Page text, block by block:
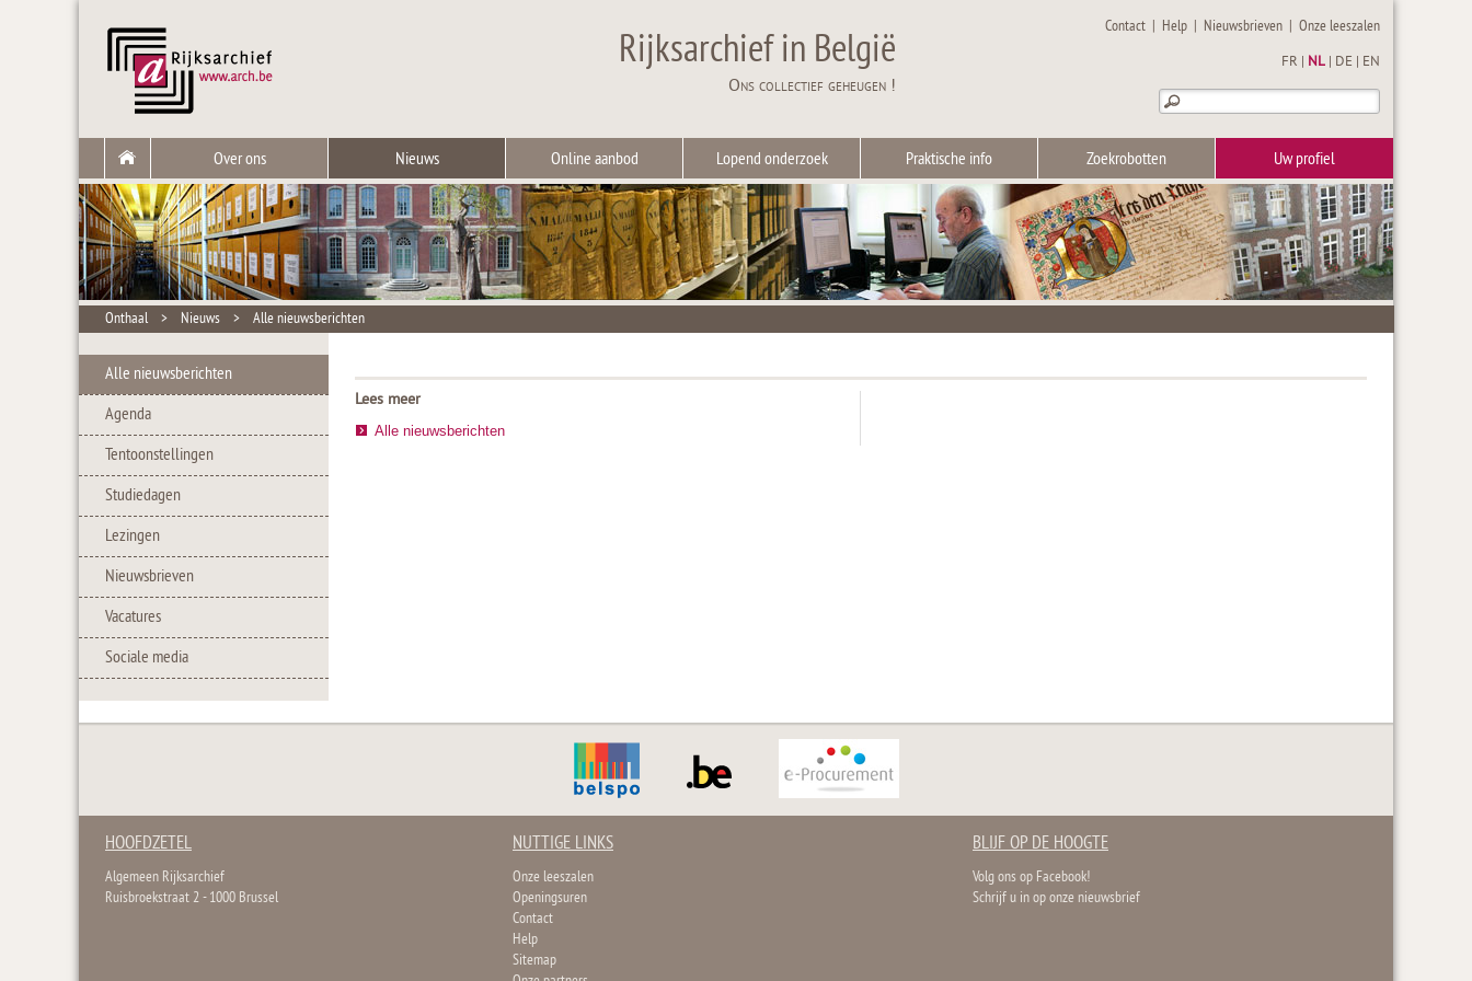
Rijksarchief in België
Ons collectief geheugen !
Contact | Help | Nieuwsbrieven |Onze leeszalen
FR NL DE EN
Over ons Nieuws Online aanbod Lopend onderzoek Praktische info Zoekrobotten Uw profiel
Onthaal > Nieuws > Alle nieuwsberichten
Alle nieuwsberichten
Agenda
Tentoonstellingen
Studiedagen
Lezingen
Nieuwsbrieven
Vacatures
Sociale media
Lees meer
Alle nieuwsberichten
HOOFDZETEL
Algemeen Rijksarchief
Ruisbroekstraat 2 - 1000 Brussel
NUTTIGE LINKS
Onze leeszalen
Openingsuren
Contact
Help
Sitemap
BLIJF OP DE HOOGTE
Volg ons op Facebook!
Schrijf u in op onze nieuwsbrief